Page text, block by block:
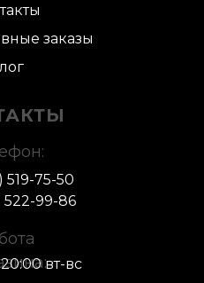
заказы
519-75-50
522-99-86
вт-вс